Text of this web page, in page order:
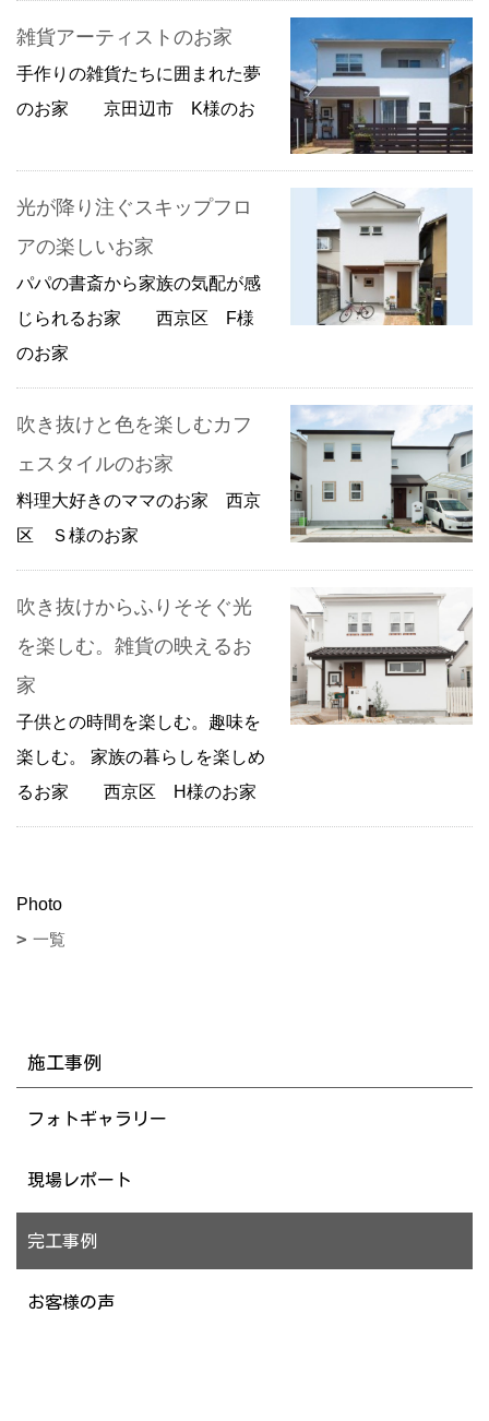
雑貨アーティストのお家
手作りの雑貨たちに囲まれた夢
のお家 京田辺市 K様のお
光が降り注ぐスキップフロ
アの楽しいお家
パパの書斎から家族の気配が感
じられるお家 西京区 F様
のお家
吹き抜けと色を楽しむカフ
ェスタイルのお家
料理大好きのママのお家 西京
区 Ｓ様のお家
吹き抜けからふりそそぐ光
を楽しむ。雑貨の映えるお
家
子供との時間を楽しむ。趣味を
楽しむ。 家族の暮らしを楽しめ
るお家 西京区 H様のお家
Photo
一覧
施工事例
フォトギャラリー
現場レポート
完工事例
お客様の声